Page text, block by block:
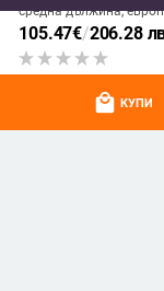
local_mall КУПИ
средна дължина,
размер, корейски
кожено ежедневно
колан
105.47€/206.28
данните.